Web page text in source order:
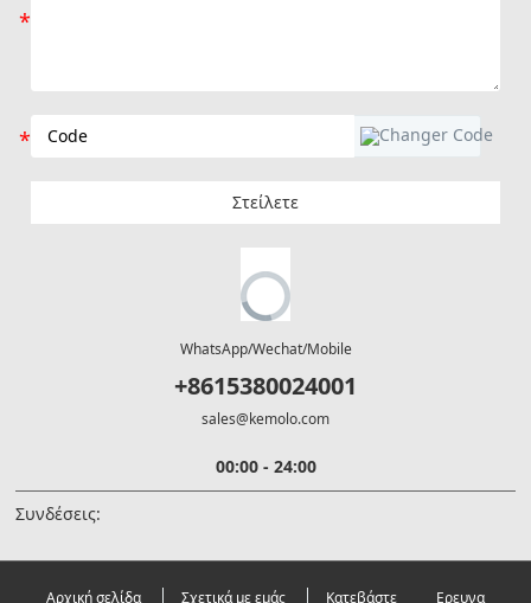
Στείλετε
WhatsApp/Wechat/Mobile
+8615380024001
sales@kemolo.com
00:00 - 24:00
Συνδέσεις:
Αρχική σελίδα Σχετικά με εμάς Κατεβάστε Ερευνα